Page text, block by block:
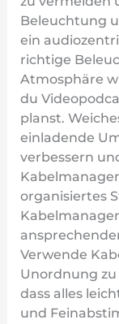
Beleuchtung
ein
richtige
Atmosphäre
du
planst.
einladende
verbessern
organisiertes
Verwende
Unordnung
dass alles
und